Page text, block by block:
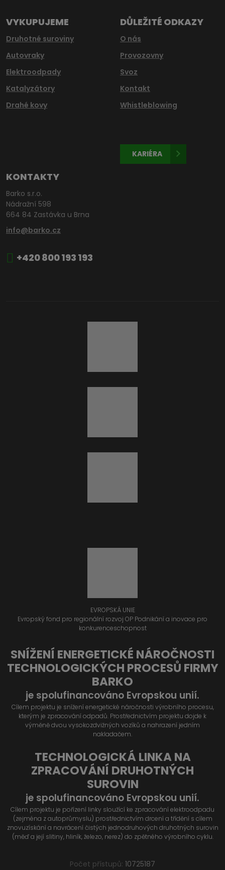
VYKUPUJEME
Druhotné suroviny
Autovraky
Elektroodpady
Katalyzátory
Drahé kovy
DŮLEŽITÉ ODKAZY
O nás
Provozovny
Svoz
Kontakt
Whistleblowing
KARIÉRA
KONTAKTY
Barko s.r.o.
Nádražní 598
664 84 Zastávka u Brna
info@barko.cz
+420 800 193 193
EVROPSKÁ UNIE
Evropský fond pro regionální rozvoj OP Podnikání a inovace pro
konkurenceschopnost
SNÍŽENÍ ENERGETICKÉ NÁROČNOSTI
TECHNOLOGICKÝCH PROCESŮ FIRMY
BARKO
je spolufinancováno Evropskou unií.
Cílem projektu je snížení energetické náročnosti výrobního procesu,
kterým je zpracování odpadů. Prostřednictvím projektu dojde k
výměně dvou vysokozdvižných vozíků a nahrazení jedním
nakladačem.
TECHNOLOGICKÁ LINKA NA
ZPRACOVÁNÍ DRUHOTNÝCH
SUROVIN
je spolufinancováno Evropskou unií.
Cílem projektu je pořízení linky sloužící ke zpracování elektroodpadu
(zejména z autoprůmyslu) prostřednictvím drcení a třídění s cílem
znovuzískání a navrácení čistých jednodruhových druhotných surovin
(měď a její slitiny, hliník, železo, nerez) do zpětného výrobního cyklu.
Počet přístupů: 10725187